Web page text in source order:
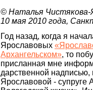
© Наталья Чистякова-
10 мая 2010 года,
Год назад, когда я
Ярославовых
Архангельском», то
присланная мне
дарственной
Ярославовой - супруге